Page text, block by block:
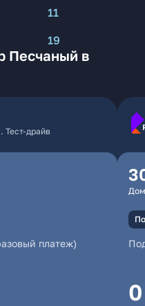
11
19
Песчаный в
Тест-драйв
платеж)
0